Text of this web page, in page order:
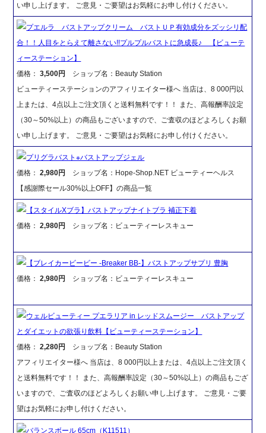
い申し上げます。 ご意見・ご要望はお気軽にお申し付けください。
プエルラ バストアップクリーム バストＵＰ有効成分をズッシリ配
合！！人目をとらえて離さない!!プルプルバストに急成長♪ 【ビューテ
ィーステーション】
価格：3,500円
ショップ名：Beauty Station
ビューティーステーションのアフィリエイター様へ 当店は、8 000円以
上または、4点以上ご注文頂くと送料無料です！！ また、高報酬率設定
（30～50%以上）の商品もございますので、ご査収のほどよろしくお願
い申し上げます。 ご意見・ご要望はお気軽にお申し付けください。
プリグラバスト※バストアップジェル
価格：2,980円
ショップ名：Hope-Shop.NET ビューティーヘルス
【感謝際セール30%以上OFF】の商品一覧
【スタイルXブラ】バストアップナイトブラ 補正下着
価格：2,980円 ショップ名：ビューティーレスキュー
【ブレイカービービー -Breaker BB-】バストアップサプリ 豊胸
価格：2,980円 ショップ名：ビューティーレスキュー
ウェルビューティー プエラリア in レッドスムージー バストアップ
とダイエットの欲張り飲料【ビューティーステーション】
価格：2,280円
ショップ名：Beauty Station
アフィリエイター様へ 当店は、8 000円以上または、4点以上ご注文頂く
と送料無料です！！ また、高報酬率設定（30～50%以上）の商品もござ
いますので、ご査収のほどよろしくお願い申し上げます。 ご意見・ご要
望はお気軽にお申し付けください。
バランスボール 65cm（K11511）